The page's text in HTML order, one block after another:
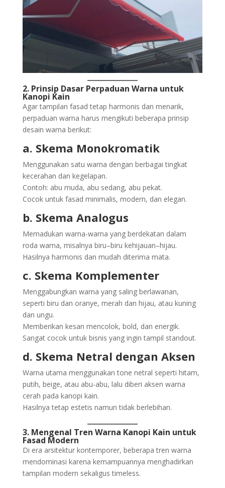
2. Prinsip Dasar Perpaduan Warna untuk
Kanopi Kain
Agar tampilan fasad tetap harmonis dan menarik,
perpaduan warna harus mengikuti beberapa prinsip
desain warna berikut:
a. Skema Monokromatik
Menggunakan satu warna dengan berbagai tingkat
kecerahan dan kegelapan.
Contoh: abu muda, abu sedang, abu pekat.
Cocok untuk fasad minimalis, modern, dan elegan.
b. Skema Analogus
Memadukan warna-warna yang berdekatan dalam
roda warna, misalnya biru–biru kehijauan–hijau.
Hasilnya harmonis dan mudah diterima mata.
c. Skema Komplementer
Menggabungkan warna yang saling berlawanan,
seperti biru dan oranye, merah dan hijau, atau kuning
dan ungu.
Memberikan kesan mencolok, bold, dan energik.
Sangat cocok untuk bisnis yang ingin tampil standout.
d. Skema Netral dengan Aksen
Warna utama menggunakan tone netral seperti hitam,
putih, beige, atau abu-abu, lalu diberi aksen warna
cerah pada kanopi kain.
Hasilnya tetap estetis namun tidak berlebihan.
3. Mengenal Tren Warna Kanopi Kain untuk
Fasad Modern
Di era arsitektur kontemporer, beberapa tren warna
mendominasi karena kemampuannya menghadirkan
tampilan modern sekaligus timeless.